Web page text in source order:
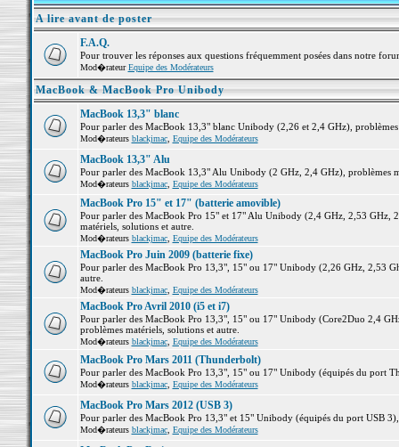
A lire avant de poster
F.A.Q.
Pour trouver les réponses aux questions fréquemment posées dans notre
Mod�rateurEquipe des Modérateurs
MacBook & MacBook Pro Unibody
MacBook 13,3" blanc
Pour parler des MacBook 13,3" blanc Unibody (2,26 et 2,4 GHz),
Mod�rateurs blackjmac, Equipe des Modérateurs
MacBook 13,3" Alu
Pour parler des MacBook 13,3" Alu Unibody (2 GHz, 2,4 GHz), problèmes
Mod�rateurs blackjmac, Equipe des Modérateurs
MacBook Pro 15" et 17" (batterie amovible)
Pour parler des MacBook Pro 15" et 17" Alu Unibody (2,4 GHz, 2,53 GHz,
matériels, solutions et autre.
Mod�rateurs blackjmac, Equipe des Modérateurs
MacBook Pro Juin 2009 (batterie fixe)
Pour parler des MacBook Pro 13,3", 15" ou 17" Unibody (2,26 GHz, 2,53
autre.
Mod�rateurs blackjmac, Equipe des Modérateurs
MacBook Pro Avril 2010 (i5 et i7)
Pour parler des MacBook Pro 13,3", 15" ou 17" Unibody (Core2Duo 2,4
problèmes matériels, solutions et autre.
Mod�rateurs blackjmac, Equipe des Modérateurs
MacBook Pro Mars 2011 (Thunderbolt)
Pour parler des MacBook Pro 13,3", 15" ou 17" Unibody (équipés du port
Mod�rateurs blackjmac, Equipe des Modérateurs
MacBook Pro Mars 2012 (USB 3)
Pour parler des MacBook Pro 13,3" et 15" Unibody (équipés du port USB
Mod�rateurs blackjmac, Equipe des Modérateurs